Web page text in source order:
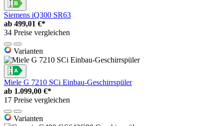
Siemens iQ300 SR63
ab 499,01 €*
34 Preise vergleichen
Varianten
Miele G 7210 SCi Einbau-Geschirrspüler
ab 1.099,00 €*
17 Preise vergleichen
Varianten